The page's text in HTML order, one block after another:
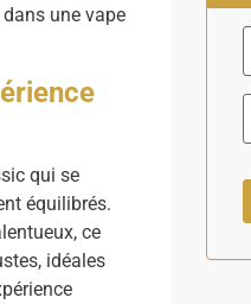
une vape
qui se
équilibrés.
ce
idéales